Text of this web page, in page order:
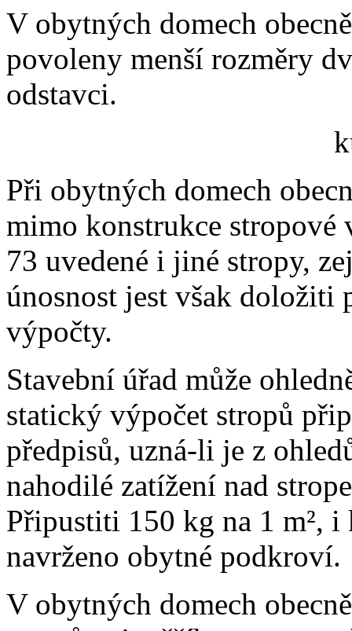
V obytných domech
povoleny menší rozměry
odstavci.
Při obytných domech
mimo konstrukce stropové
73 uvedené i jiné stropy,
únosnost jest však doložiti
výpočty.
Stavební úřad může
statický výpočet stropů
předpisů, uzná-li je z
nahodilé zatížení nad
Připustiti 150 kg na 1 m²,
navrženo obytné podkroví.
V obytných domech